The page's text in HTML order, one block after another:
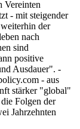
Vereinten
- mit steigender
der
nach
sind
positive
Ausdauer". -
- aus
stärker "global"
Folgen der
Jahrzehnten